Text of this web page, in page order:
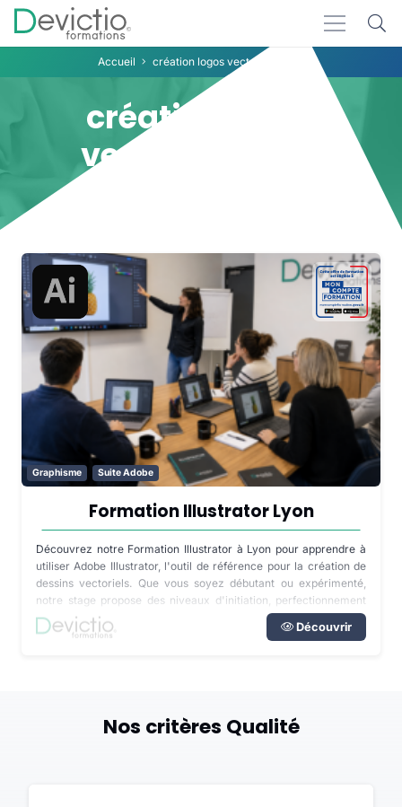
Accueil création logos vectoriels Lyon
création logos
vectoriels Lyon
Graphisme Suite Adobe
Formation Illustrator Lyon
Découvrez notre Formation Illustrator à Lyon pour apprendre à
utiliser Adobe Illustrator, l'outil de référence pour la création de
dessins vectoriels. Que vous soyez débutant ou expérimenté,
notre stage propose des niveaux d'initiation, perfectionnement
ou sur mesure pour maîtriser la création de logos, pictogrammes,
et illustrations sans perte de qualité. Bénéficiez de sessions en
Découvrir
Nos critères Qualité